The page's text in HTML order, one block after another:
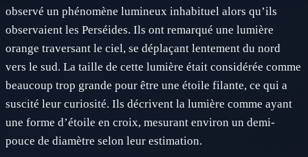
observé un phénomène lumineux inhabituel alors qu’ils
observaient les Perséides. Ils ont remarqué une lumière
orange traversant le ciel, se déplaçant lentement du nord
vers le sud. La taille de cette lumière était considérée comme
beaucoup trop grande pour être une étoile filante, ce qui a
suscité leur curiosité. Ils décrivent la lumière comme ayant
une forme d’étoile en croix, mesurant environ un demi-
pouce de diamètre selon leur estimation.